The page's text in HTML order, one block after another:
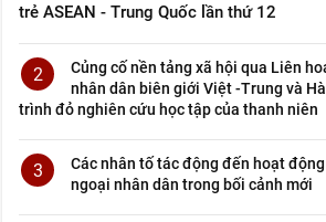
trẻ ASEAN - Trung Quốc lần thứ 12
2
Củng cố nền tảng xã hội qua Liên
nhân dân biên giới Việt -Trung và
trình đỏ nghiên cứu học tập của thanh niên
3
Các nhân tố tác động đến hoạt
ngoại nhân dân trong bối cảnh mới